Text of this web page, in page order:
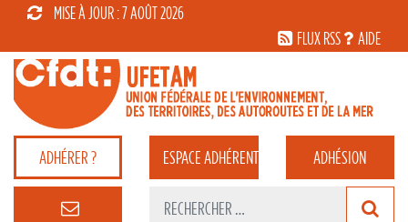
MISE À JOUR : 7 AOÛT 2026
FLUX RSS
AIDE
ADHÉRER ? ESPACEADHÉRENT ADHÉSION